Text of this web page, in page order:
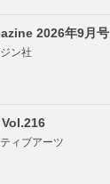
2026年9月号
ン社
ィブアーツ